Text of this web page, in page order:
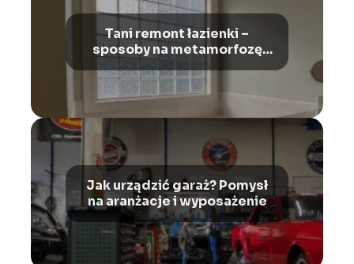
Tani remont łazienki –
sposoby na metamorfozę
Jak urządzić garaż? Pomysł
na aranżacje i wyposażenie